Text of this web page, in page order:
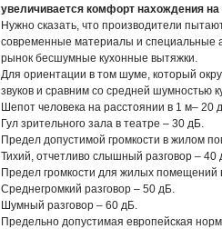
увеличивается комфорт нахождения на
Нужно сказать, что производители
современные материалы и специальные
рынок бесшумные кухонные вытяжки.
Для ориентации в том шуме, который
звуков и сравним со средней шумностью
Шепот человека на расстоянии в 1 м– 20
Гул зрительного зала в театре – 30 дБ.
Предел допустимой громкости в жилом
Тихий, отчетливо слышный разговор – 40
Предел громкости для жилых помещений
Среднегромкий разговор – 50 дБ.
Шумный разговор – 60 дБ.
Предельно допустимая европейская